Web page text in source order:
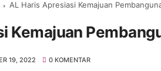
AL Haris Apresiasi Kemajuan
Kemajuan
19, 2022 0 KOMENTAR